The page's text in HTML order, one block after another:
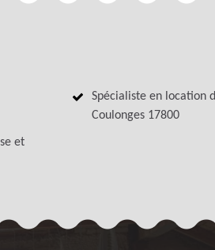
et
Spécialiste en location
Coulonges 17800